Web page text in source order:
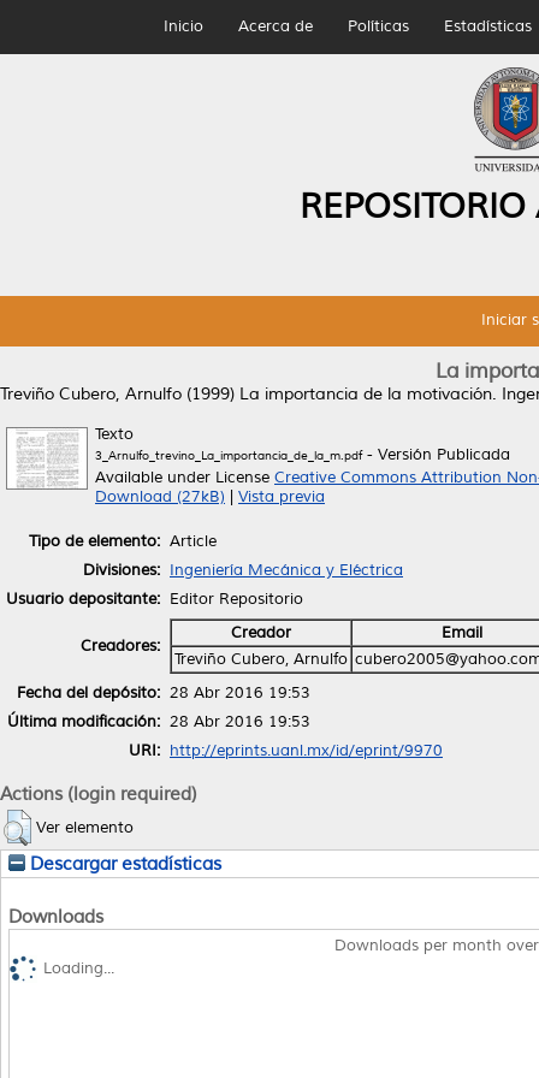
Inicio Acerca de Políticas Estadísticas
Iniciar
La
Treviño Cubero, Arnulfo (1999) La importancia de la motivación.
Texto
3_Arnulfo_trevino_La_importancia_de_la_m.pdf- Versión Publicada
Available under License Creative Commons Attribution
Download (27kB)
Vista previa
Tipo de elemento: Article
Divisiones: Ingeniería Mecánica y Eléctrica
Usuario depositante: Editor Repositorio
Creadores:
Creador
Email
Treviño Cubero, Arnulfo
Fecha del depósito: 28 Abr 2016 19:53
Última modificación: 28 Abr 2016 19:53
URI: http://eprints.uanl.mx/id/eprint/9970
Actions (login required)
Ver elemento
Descargar estadísticas
Downloads
Downloads per month
Loading...